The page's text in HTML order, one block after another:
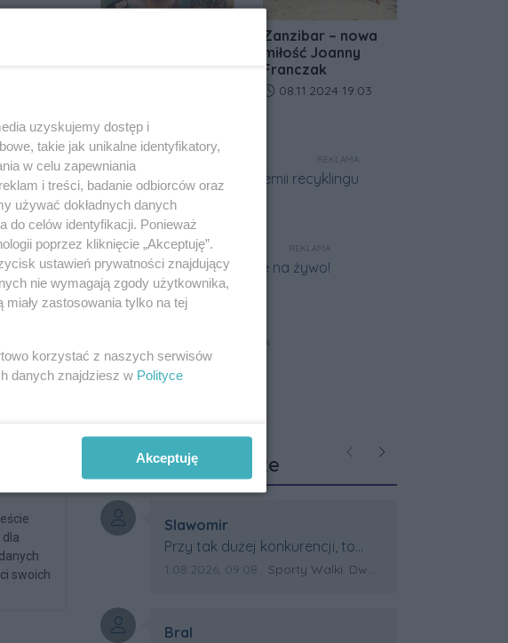
Oceń
0
swoich
Zanzibar – nowa
miłość Joanny
Franczak
Data dodania artykułu:
08.11.2024 19:03
REKLAMA
REKLAMA
REKLAMA
Ostatnie
komentarze
PoprzednieNastępne
Autor komentarza:
Slawomir
Treść komentarza:
Przy tak dużej konkurencji, to
wielki sukces Artura. Gratulacje !
Data dodania komentarza:
1.08.2026, 09:08 Źródło komentarza:
Sporty Walki: Dwa medale za oceanem
Autor komentarza:
Bral
uzyskujemy dostęp i
takie jak unikalne identyfikatory,
w celu zapewniania
i treści, badanie odbiorców oraz
używać dokładnych danych
do celów identyfikacji. Ponieważ
poprzez kliknięcie „Akceptuję”.
ustawień prywatności znajdujący
nie wymagają zgody użytkownika,
zastosowania tylko na tej
korzystać z naszych serwisów
danych znajdziesz w Polityce
Akceptuję